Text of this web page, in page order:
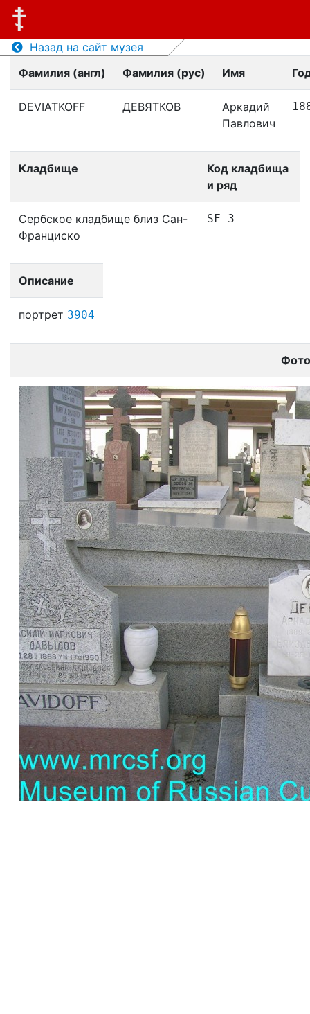
Назад на сайт музея
Фамилия (англ)
Фамилия (рус) Имя
DEVIATKOFF ДЕВЯТКОВ
Аркадий
Павлович
Кладбище
Код кладбища
и ряд
Сербское кладбище близ Сан-
Франциско
SF 3
Описание
портрет 3904
Фото